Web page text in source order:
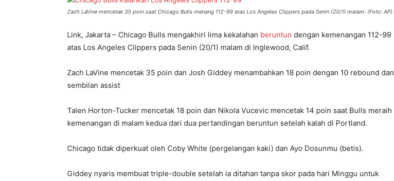
Zach LaVine mencetak 35 poin saat Chicago Bulls menang 112-99 atas Los Angeles Clippers pada Senin (20/1) malam. (Foto: AP)
Link, Jakarta – Chicago Bulls mengakhiri lima kekalahan beruntun dengan kemenangan 112-99
atas Los Angeles Clippers pada Senin (20/1) malam di Inglewood, Calif.
Zach LaVine mencetak 35 poin dan Josh Giddey menambahkan 18 poin dengan 10 rebound dan
sembilan assist
Talen Horton-Tucker mencetak 18 poin dan Nikola Vucevic mencetak 14 poin saat Bulls meraih
kemenangan di malam kedua dari dua pertandingan beruntun setelah kalah di Portland.
Chicago tidak diperkuat oleh Coby White (pergelangan kaki) dan Ayo Dosunmu (betis).
Giddey nyaris membuat triple-double setelah ia ditahan tanpa skor pada hari Minggu untuk